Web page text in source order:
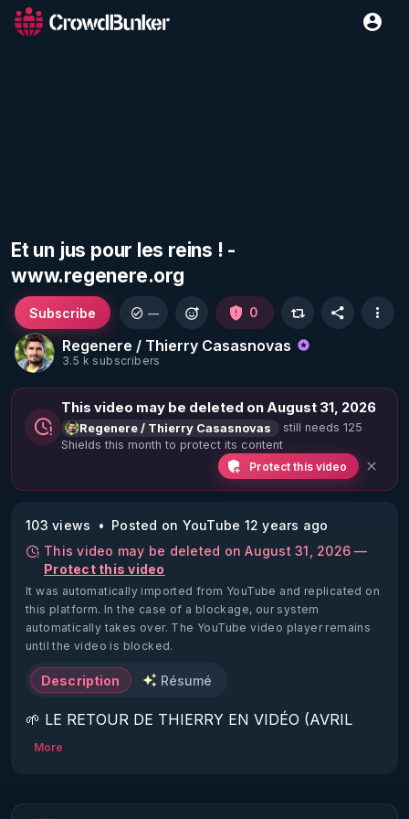
Et un jus pour les reins ! -
www.regenere.org
Regenere / Thierry Casasnovas
3.5 k subscribers
Subscribe — 0
This video may be deleted on August 31, 2026
Regenere / Thierry Casasnovas
still needs 125
Shields this month to protect its content
Protect this video
103 views
Posted on YouTube 12 years ago
This video may be deleted on August 31, 2026 —
Protect this video
It was automatically imported from YouTube and replicated on
this platform. In the case of a blockage, our system
automatically takes over. The YouTube video player remains
until the video is blocked.
Description Résumé
🌱 LE RETOUR DE THIERRY EN VIDÉO (AVRIL
2022)!
https://www.rgnr.fr/presentation.html
More